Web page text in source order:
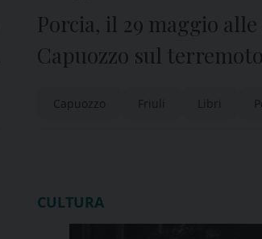
Porcia, il 29 maggio alle
Capuozzo sul
Capuozzo Friuli Libri
CULTURA